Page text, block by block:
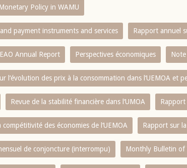
Policy in WAMU
payment instruments and services Rapport annuel
Annual Report Perspectives économiques
l‘évolution des prix à la consommation dans l‘UEMOA et
Revue de la stabilité financière dans l‘UMOA Rapport
des économies de l‘UEMOA Rapport sur
de conjoncture (interrompu) Monthly Bulletin of